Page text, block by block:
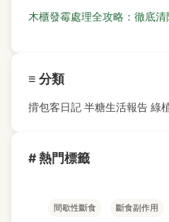
木櫃發霉處理全攻略：徹底
≡ 分類
揹包客日記 半糖生活報告 綠
# 熱門標籤
間歇性斷食 斷食副作用